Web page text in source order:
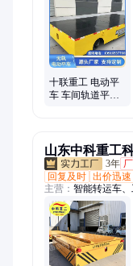
电池牵引车、蓄电
车、平板拖车、车
十联重工 电动平
车 车间轨道平板
山东中科重工
3年 厂
回复及时 出价迅速
主营： 智能转运车
车、电动地平车、
车、蓄电池电动转
道平板车、低压轨
车、钢卷转运电动
动平车、车间过跨